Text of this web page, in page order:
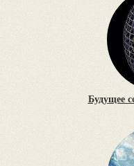
Будущее